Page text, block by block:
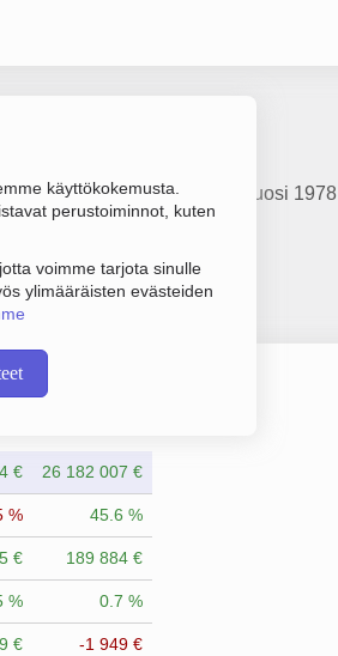
käyttökokemusta.
perustoiminnot, kuten
voimme tarjota sinulle
ylimääräisten evästeiden
Lastinkäsittely, perustamisvuosi 1978
€ 26 182 007 €
% 45.6 %
€ 189 884 €
% 0.7 %
€ -1 949 €